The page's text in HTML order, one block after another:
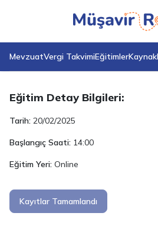
MevzuatVergi TakvimiEğitimler
Anasayfa Eğitimler Güncel
Güncel
Eğitim Detay Bilgileri:
Tarih: 20/02/2025
Başlangıç Saati: 14:00
Eğitim Yeri: Online
Kayıtlar Tamamlandı